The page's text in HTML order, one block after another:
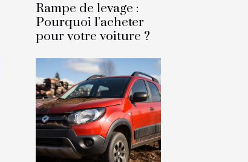
Rampe de levage :
Pourquoi l’acheter
pour votre voiture ?